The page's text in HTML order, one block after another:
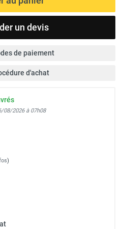
un devis
de paiement
d'achat
08/2026 à 07h08
)